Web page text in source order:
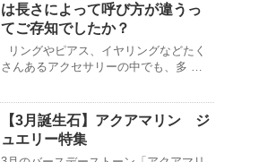
は長さによって呼び方が違うっ
てご存知でしたか？
リングやピアス、イヤリングなどたく
さんあるアクセサリーの中でも、多 …
【3月誕生石】アクアマリン ジ
ュエリー特集